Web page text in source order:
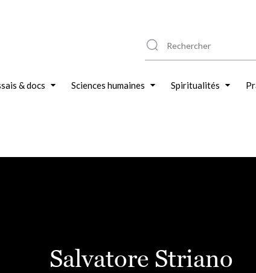
& docs Sciences humaines Spiritualités
Salvatore Striano